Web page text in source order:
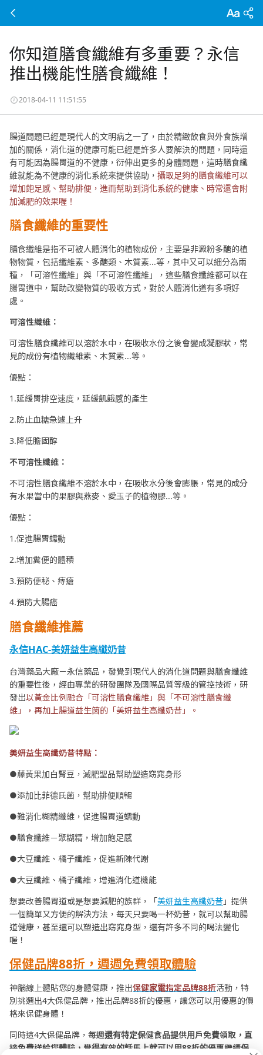
你知道膳食纖維有多重要？永信
推出機能性膳食纖維！
2018-04-11 11:51:55
腸道問題已經是現代人的文明病之一了，由於精緻飲食與外食族增
加的關係，消化道的健康可能已經是許多人要解決的問題，同時還
有可能因為腸胃道的不健康，衍伸出更多的身體問題，這時膳食纖
維就能為不健康的消化系統來提供協助， 攝取足夠的膳食纖維可以
增加飽足感、幫助排便，進而幫助到消化系統的健康、時常還會附
加減肥的效果喔！
膳食纖維的重要性
膳食纖維是指不可被人體消化的植物成份，主要是非澱粉多醣的植
物物質，包括纖維素、多醣類、木質素...等，其中又可以細分為兩
種，「可溶性纖維」與「不可溶性纖維」，這些膳食纖維都可以在
腸胃道中，幫助改變物質的吸收方式，對於人體消化道有多項好
處。
可溶性纖維：
可溶性膳食纖維可以溶於水中，在吸收水份之後會變成凝膠狀，常
見的成份有植物纖維素、木質素...等。
優點：
1.延緩胃排空速度，延緩飢餓感的產生
2.防止血糖急遽上升
3.降低膽固醇
不可溶性纖維：
不可溶性膳食纖維不溶於水中，在吸收水分後會膨脹，常見的成分
有水果當中的果膠與燕麥、愛玉子的植物膠...等。
優點：
1.促進腸胃蠕動
2.增加糞便的體積
3.預防便秘、痔瘡
4.預防大腸癌
膳食纖維推薦
永信HAC-美妍益生高纖奶昔
台灣藥品大廠－永信藥品，發覺到現代人的消化道問題與膳食纖維
的重要性後，經由專業的研發團隊及國際品質等級的管控技術，研
發出以黃金比例融合「可溶性膳食纖維」與「不可溶性膳食纖
維」，再加上腸道益生箘的「美妍益生高纖奶昔」。
美妍益生高纖奶昔特點：
●藤黃果加白腎豆，減肥聖品幫助塑造窈窕身形
●添加比菲德氏菌，幫助排便順暢
●難消化糊精纖維，促進腸胃道蠕動
●膳食纖維－聚糊精，增加飽足感
●大豆纖維、橘子纖維，促進新陳代謝
●大豆纖維、橘子纖維，增進消化道機能
想要改善腸胃道或是想要減肥的族群，「美妍益生高纖奶昔 」提供
一個簡單又方便的解決方法，每天只要喝一杯奶昔，就可以幫助腸
道健康，甚至還可以塑造出窈窕身型，還有許多不同的喝法變化
喔！
保健品牌88折，週週免費領取體驗
神腦線上體貼您的身體健康，推出保健家電指定品牌88折活動，特
別挑選出4大保健品牌，推出品牌88折的優惠，讓您可以用優惠的價
格來保健身體！
同時這4大保健品牌， 每週還有特定保健食品提供用戶免費領取，直
接免費送給您體驗，覺得有效的話馬上就可以用88折的優惠繼續保